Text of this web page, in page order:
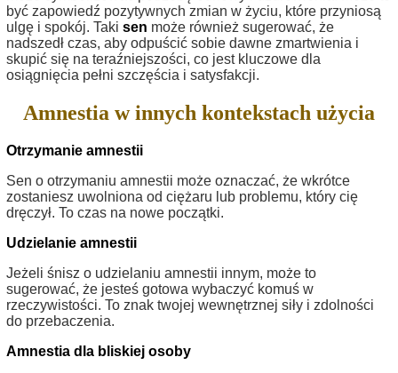
być zapowiedź pozytywnych zmian w życiu, które przyniosą
ulgę i spokój. Taki sen może również sugerować, że
nadszedł czas, aby odpuścić sobie dawne zmartwienia i
skupić się na teraźniejszości, co jest kluczowe dla
osiągnięcia pełni szczęścia i satysfakcji.
Amnestia w innych kontekstach użycia
Otrzymanie amnestii
Sen o otrzymaniu amnestii może oznaczać, że wkrótce
zostaniesz uwolniona od ciężaru lub problemu, który cię
dręczył. To czas na nowe początki.
Udzielanie amnestii
Jeżeli śnisz o udzielaniu amnestii innym, może to
sugerować, że jesteś gotowa wybaczyć komuś w
rzeczywistości. To znak twojej wewnętrznej siły i zdolności
do przebaczenia.
Amnestia dla bliskiej osoby